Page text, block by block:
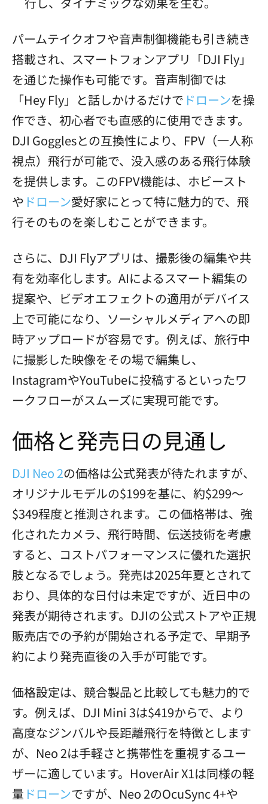
パームテイクオフや音声制御機能も引き続き
搭載され、スマートフォンアプリ「DJI Fly」
を通じた操作も可能です。音声制御では
「Hey Fly」と話しかけるだけで ドローンを操
作でき、初心者でも直感的に使用できます。
DJI Gogglesとの互換性により、FPV（一人称
視点）飛行が可能で、没入感のある飛行体験
を提供します。このFPV機能は、ホビースト
や ドローン愛好家にとって特に魅力的で、飛
行そのものを楽しむことができます。
さらに、DJI Flyアプリは、撮影後の編集や共
有を効率化します。AIによるスマート編集の
提案や、ビデオエフェクトの適用がデバイス
上で可能になり、ソーシャルメディアへの即
時アップロードが容易です。例えば、旅行中
に撮影した映像をその場で編集し、
InstagramやYouTubeに投稿するといったワ
ークフローがスムーズに実現可能です。
価格と発売日の見通し
DJI Neo 2の価格は公式発表が待たれますが、
オリジナルモデルの$199を基に、約$299〜
$349程度と推測されます。この価格帯は、強
化されたカメラ、飛行時間、伝送技術を考慮
すると、コストパフォーマンスに優れた選択
肢となるでしょう。発売は2025年夏とされて
おり、具体的な日付は未定ですが、近日中の
発表が期待されます。DJIの公式ストアや正規
販売店での予約が開始される予定で、早期予
約により発売直後の入手が可能です。
価格設定は、競合製品と比較しても魅力的で
す。例えば、DJI Mini 3は$419からで、より
高度なジンバルや長距離飛行を特徴とします
が、Neo 2は手軽さと携帯性を重視するユー
ザーに適しています。HoverAir X1は同様の軽
量 ドローンですが、Neo 2のOcuSync 4+や